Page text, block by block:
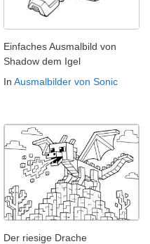
Einfaches Ausmalbild von
Shadow dem Igel
In Ausmalbilder von Sonic
Der riesige Drache